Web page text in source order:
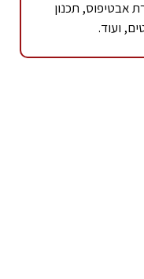
אבטיפוס, תכנון
ועוד.